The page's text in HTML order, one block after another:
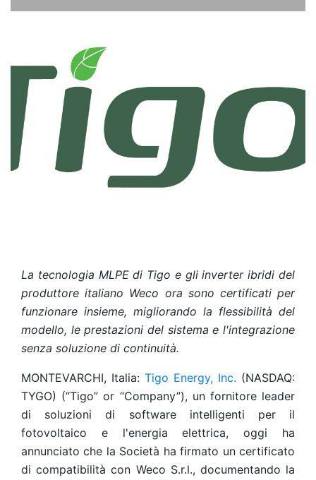
La tecnologia MLPE di Tigo e gli inverter ibridi del
produttore italiano Weco ora sono certificati per
funzionare insieme, migliorando la flessibilità del
modello, le prestazioni del sistema e l'integrazione
senza soluzione di continuità.
MONTEVARCHI, Italia: Tigo Energy, Inc. (NASDAQ:
TYGO) (“Tigo” or “Company”), un fornitore leader
di soluzioni di software intelligenti per il
fotovoltaico e l'energia elettrica, oggi ha
annunciato che la Società ha firmato un certificato
di compatibilità con Weco S.r.l., documentando la